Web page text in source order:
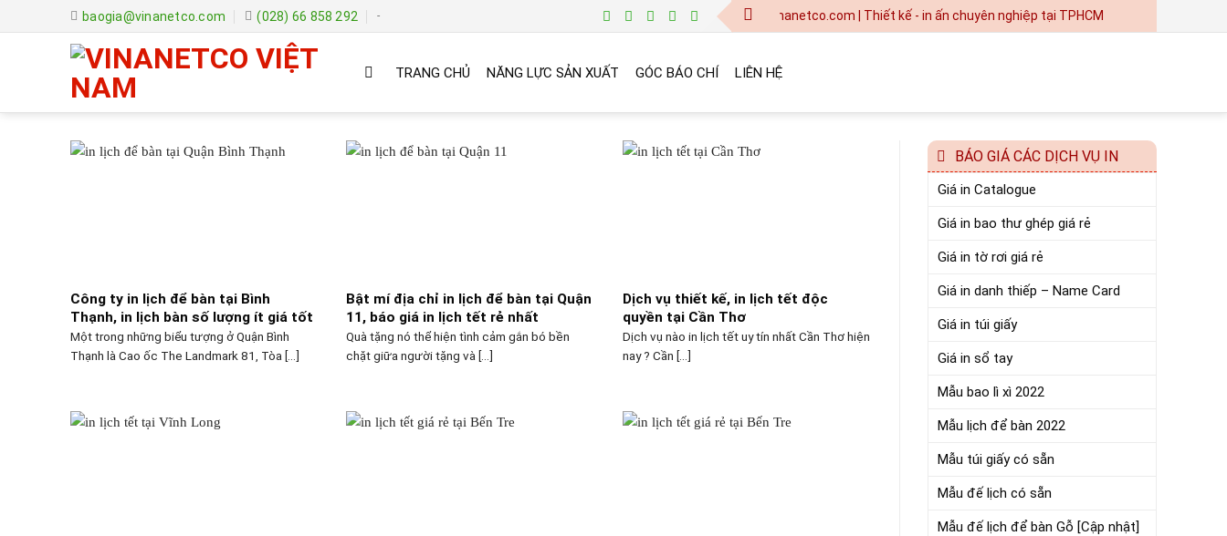
to
baogia@vinanetco.com (028) 66 858 292 - baogia@vinanetco.com | Thiết kế - in ấn chuyên nghiệp tại TPHCM
TRANG CHỦ NĂNG LỰC SẢN XUẤT GÓC BÁO CHÍ LIÊN HỆ
Công ty in lịch để bàn tại Bình
Thạnh, in lịch bàn số lượng ít giá tốt
Một trong những biểu tượng ở Quận Bình
Thạnh là Cao ốc The Landmark 81, Tòa [...]
Bật mí địa chỉ in lịch để bàn tại Quận
11, báo giá in lịch tết rẻ nhất
Quà tặng nó thể hiện tình cảm gắn bó bền
chặt giữa người tặng và [...]
Dịch vụ thiết kế, in lịch tết độc
quyền tại Cần Thơ
Dịch vụ nào in lịch tết uy tín nhất Cần Thơ hiện
nay ? Cần [...]
BÁO GIÁ CÁC DỊCH VỤ IN
Giá in Catalogue
Giá in bao thư ghép giá rẻ
Giá in tờ rơi giá rẻ
Giá in danh thiếp – Name Card
Giá in túi giấy
Giá in sổ tay
Mẫu bao lì xì 2022
Mẫu lịch để bàn 2022
Mẫu túi giấy có sẵn
Mẫu đế lịch có sẵn
Mẫu đế lịch để bàn Gỗ [Cập nhật]